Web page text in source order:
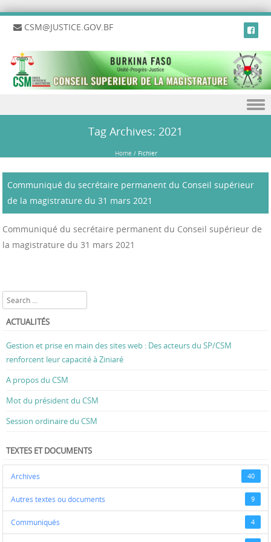
CSM@JUSTICE.GOV.BF
Tag Archives: 2021
Home / Fichier
Communiqué du secrétaire permanent du Conseil supérieur
de la magistrature du 31 mars 2021
Communiqué du secrétaire permanent du Conseil supérieur de
la magistrature du 31 mars 2021
Search
ACTUALITÉS
Gestion et prise en main des sites web : Des acteurs du SP/CSM
renforcent leur capacité à Ziniaré
A propos du CSM
Mot du président du CSM
Session ordinaire du CSM
TEXTES ET DOCUMENTS
Archives 40
Autres textes ou documents 9
Communiqués 4